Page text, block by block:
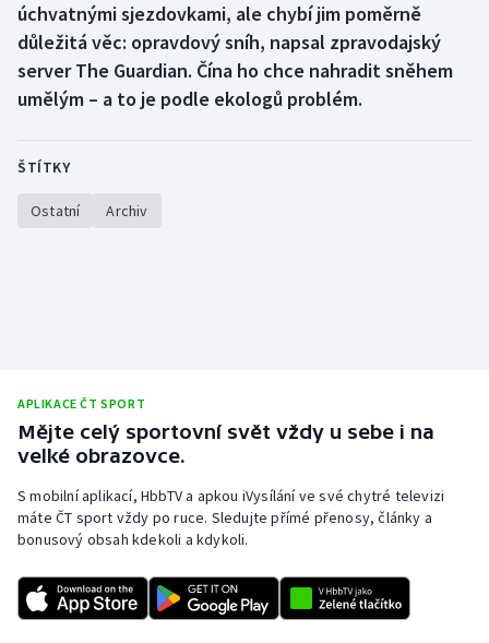
Dostihy
Florbal
Judo
Krasobruslení
Lezení
Lyže a snowboard
Moderní pětiboj
úchvatnými sjezdovkami, ale chybí jim poměrně
důležitá věc: opravdový sníh, napsal zpravodajský
server The Guardian. Čína ho chce nahradit sněhem
umělým – a to je podle ekologů problém.
ŠTÍTKY
Ostatní Archiv
APLIKACE ČT SPORT
Mějte celý sportovní svět vždy u sebe i na
velké obrazovce.
S mobilní aplikací, HbbTV a apkou iVysílání ve své chytré televizi
máte ČT sport vždy po ruce. Sledujte přímé přenosy, články a
bonusový obsah kdekoli a kdykoli.